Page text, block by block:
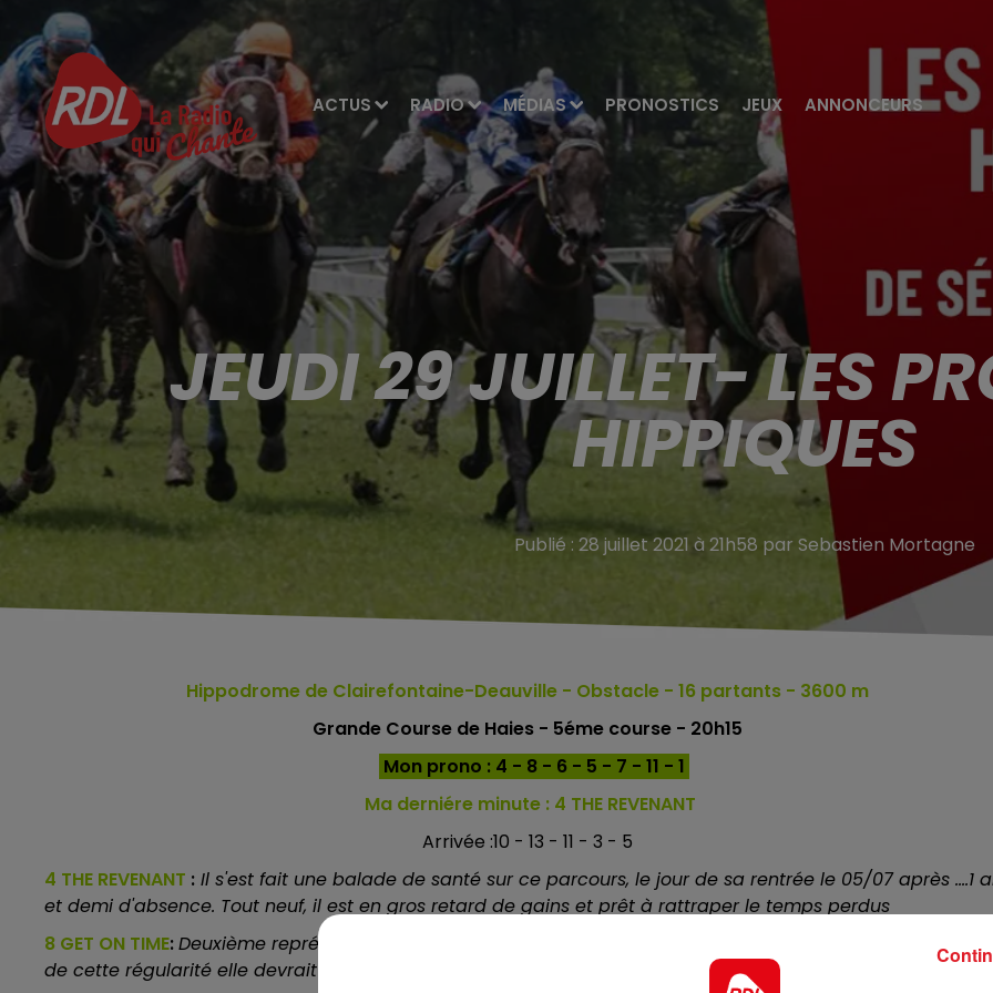
ACTUS RADIO MÉDIAS PRONOSTICS JEUX ANNONCEURS
JEUDI 29 JUILLET- LES
HIPPIQUES
Publié : 28 juillet 2021 à 21h58 par Sebastien Mortagne
Hippodrome de Clairefontaine-Deauville - Obstacle - 16 partants - 3600 m
Grande Course de Haies - 5éme course - 20h15
Mon prono : 4 - 8 - 6 - 5 - 7 - 11 - 1
Ma derniére minute :4 THE REVENANT
Arrivée :10 - 13 - 11 - 3 - 5
4 THE REVENANT : Il s'est fait une balade de santé sur ce parcours, le jour de sa rentrée le 05/07 après ....1
et demi d'absence. Tout neuf, il est en gros retard de gains et prêt à rattraper le temps perdus
8 GET ON TIME:Deuxième représentante de F.Nicolle qui a terminé 10 fois dans les 5 premiers en 11
de cette régularité elle devrait encore fournir sa meilleure valeur. Incontournable